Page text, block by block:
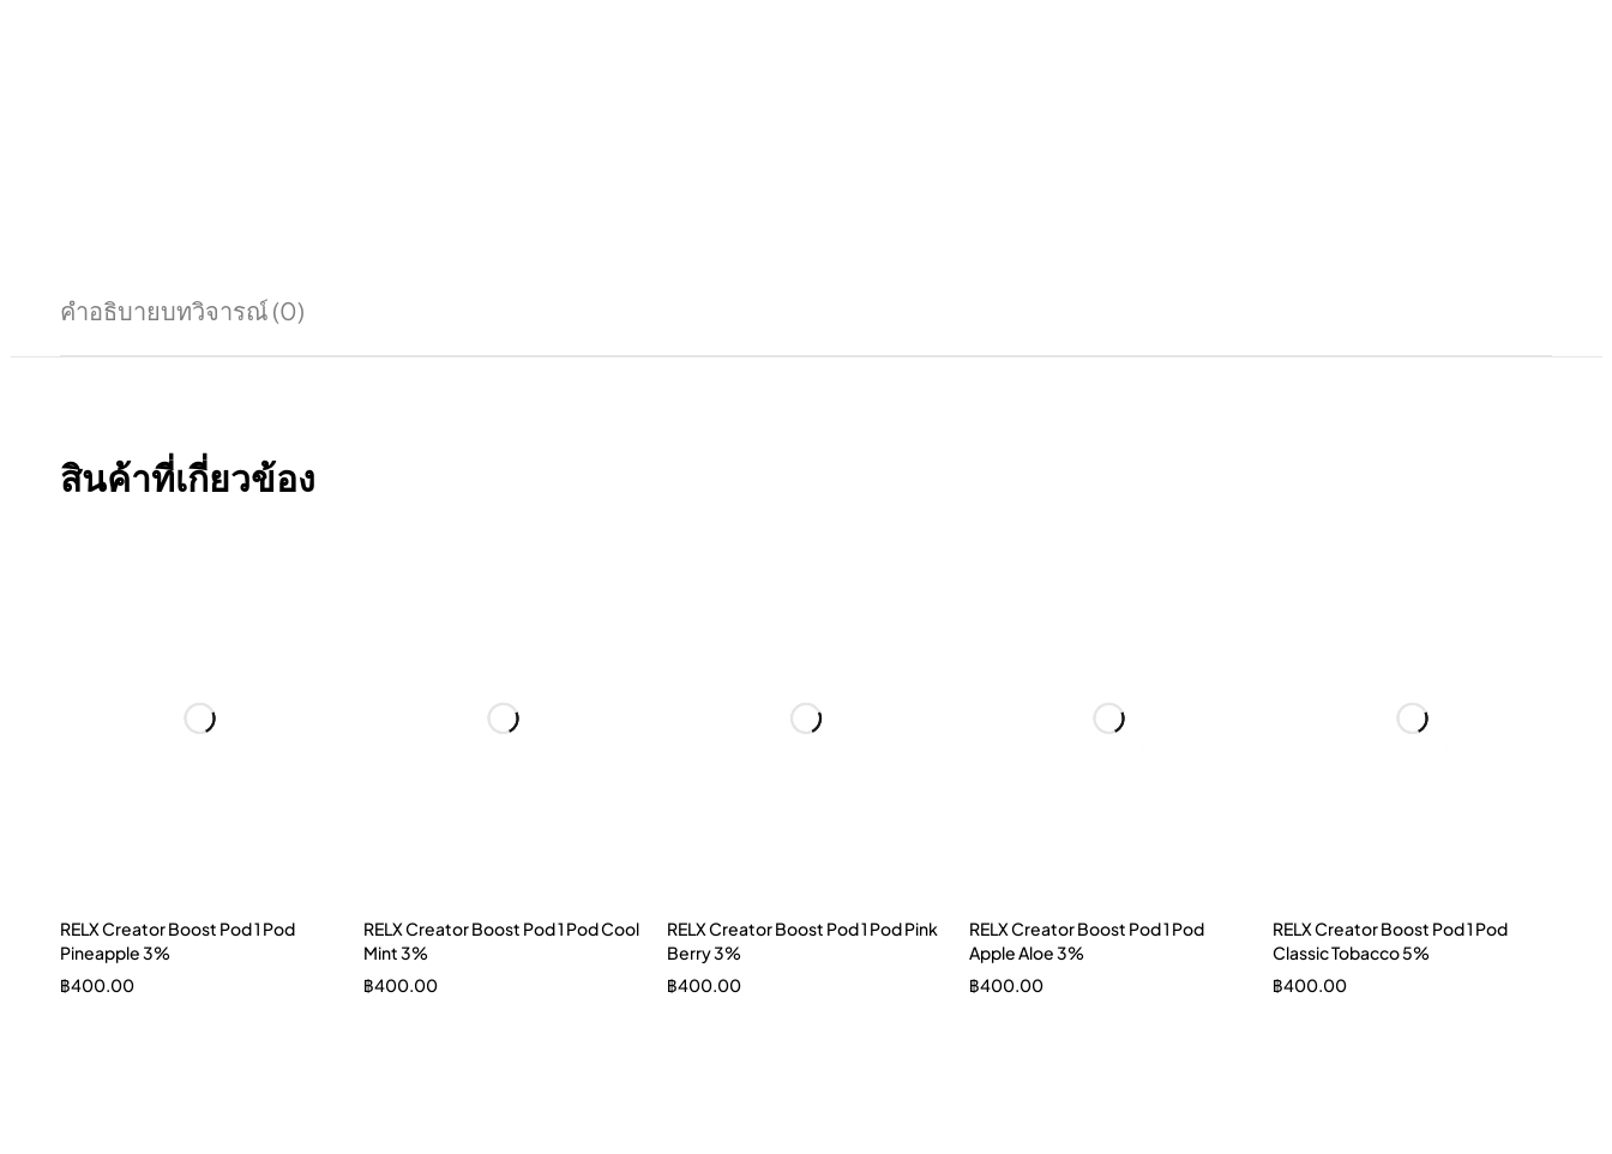
คำอธิบายบทวิจารณ์ (0)
สินค้าที่เกี่ยวข้อง
RELX Creator Boost Pod 1 Pod
Pineapple 3%
฿400.00
RELX Creator Boost Pod 1 Pod Cool
Mint 3%
฿400.00
RELX Creator Boost Pod 1 Pod Pink
Berry 3%
฿400.00
RELX Creator Boost Pod 1 Pod
Apple Aloe 3%
฿400.00
RELX Creator Boost Pod 1 Pod
Classic Tobacco 5%
฿400.00